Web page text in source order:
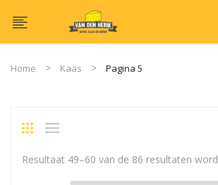
Home Kaas Pagina 5
Resultaat 49–60 van de 86 resultaten